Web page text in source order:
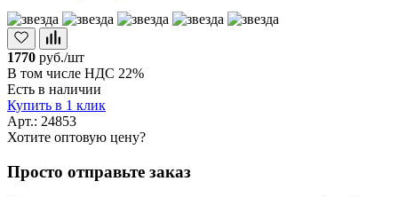
1770 руб./шт
В том числе НДС 22%
Есть в наличии
Купить в 1 клик
Арт.: 24853
Хотите оптовую цену?
Просто отправьте заказ